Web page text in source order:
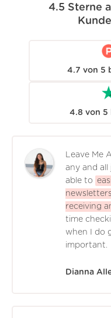
4.5 Sterne
4.7 von 5
4.8 von 5
Leave Me
any and
able to
receiving
time
when I do
important.
Dianna